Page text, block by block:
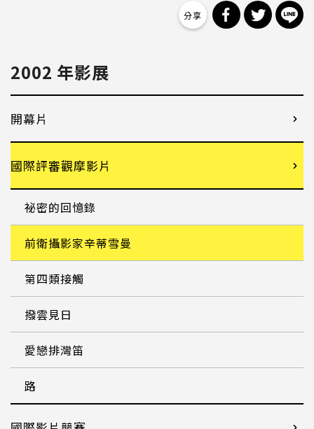
分享到分享到
2002 年影展
開幕片
國際評審觀摩影片
祕密的回憶錄
前衛攝影家辛蒂雪曼
第四類接觸
撥雲見日
愛戀排灣笛
路